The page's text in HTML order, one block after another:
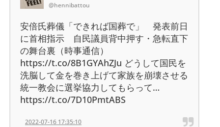
@hennibattou
安倍氏葬儀「できれば国葬で」 発表前日
に首相指示 自民議員背中押す・急転直下
の舞台裏（時事通信）
https://t.co/8B1GYAhZJu どうして国民を
洗脳して金を巻き上げて家族を崩壊させる
統一教会に選挙協力してもらって…
https://t.co/7D10PmtABS
2022-07-16 17:35:10